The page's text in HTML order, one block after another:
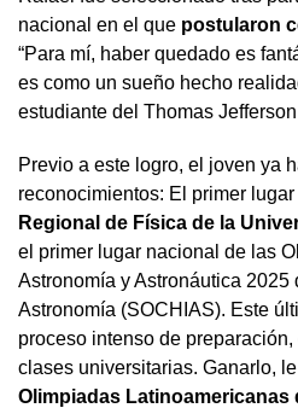
nacional en el que postularon
“Para mí, haber quedado es
es como un sueño hecho
estudiante del Thomas
Previo a este logro, el joven ya
reconocimientos: El primer lugar
Regional de Física de la
el primer lugar nacional de las
Astronomía y Astronáutica
Astronomía (SOCHIAS). Este
proceso intenso de
clases universitarias. Ganarlo,
Olimpiadas Latinoamericanas